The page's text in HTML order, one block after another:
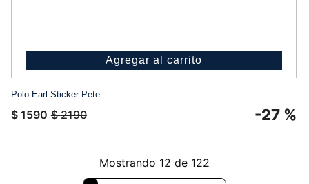
Agregar al carrito
Polo Earl Sticker Pete
$ 1590 $ 2190 -27 %
Mostrando 12 de 122